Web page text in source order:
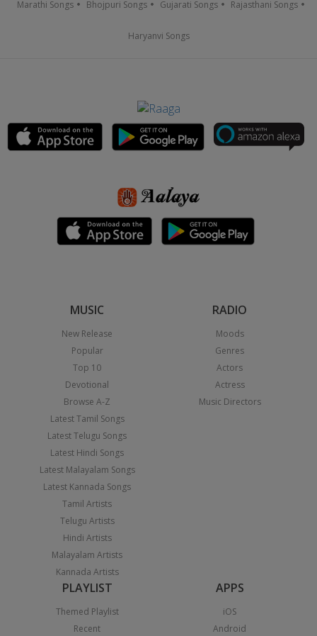
Marathi Songs Bhojpuri Songs Gujarati Songs Rajasthani Songs
Haryanvi Songs
MUSIC
New Release
Popular
Top 10
Devotional
Browse A-Z
Latest Tamil Songs
Latest Telugu Songs
Latest Hindi Songs
Latest Malayalam Songs
Latest Kannada Songs
Tamil Artists
Telugu Artists
Hindi Artists
Malayalam Artists
Kannada Artists
RADIO
Moods
Genres
Actors
Actress
Music Directors
PLAYLIST
Themed Playlist
Recent
APPS
iOS
Android